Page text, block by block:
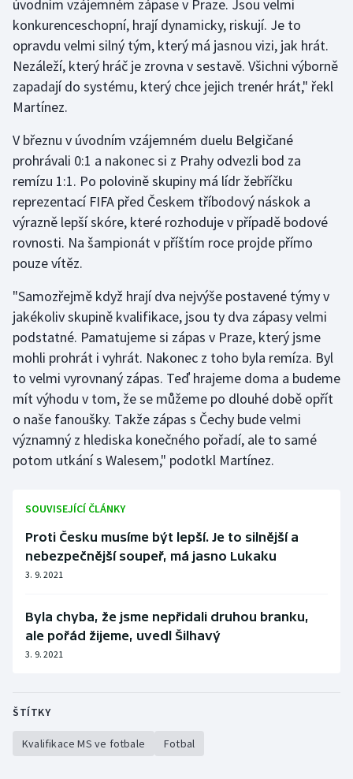
Stolní tenis
Triatlon
Veslování
Volejbal
Ostatní
úvodním vzájemném zápase v Praze. Jsou velmi
konkurenceschopní, hrají dynamicky, riskují. Je to
opravdu velmi silný tým, který má jasnou vizi, jak hrát.
Nezáleží, který hráč je zrovna v sestavě. Všichni výborně
zapadají do systému, který chce jejich trenér hrát," řekl
Martínez.
V březnu v úvodním vzájemném duelu Belgičané
prohrávali 0:1 a nakonec si z Prahy odvezli bod za
remízu 1:1. Po polovině skupiny má lídr žebříčku
reprezentací FIFA před Českem tříbodový náskok a
výrazně lepší skóre, které rozhoduje v případě bodové
rovnosti. Na šampionát v příštím roce projde přímo
pouze vítěz.
"Samozřejmě když hrají dva nejvýše postavené týmy v
jakékoliv skupině kvalifikace, jsou ty dva zápasy velmi
podstatné. Pamatujeme si zápas v Praze, který jsme
mohli prohrát i vyhrát. Nakonec z toho byla remíza. Byl
to velmi vyrovnaný zápas. Teď hrajeme doma a budeme
mít výhodu v tom, že se můžeme po dlouhé době opřít
o naše fanoušky. Takže zápas s Čechy bude velmi
významný z hlediska konečného pořadí, ale to samé
potom utkání s Walesem," podotkl Martínez.
SOUVISEJÍCÍ ČLÁNKY
Proti Česku musíme být lepší. Je to silnější a
nebezpečnější soupeř, má jasno Lukaku
3. 9. 2021
Byla chyba, že jsme nepřidali druhou branku,
ale pořád žijeme, uvedl Šilhavý
3. 9. 2021
ŠTÍTKY
Kvalifikace MS ve fotbale Fotbal